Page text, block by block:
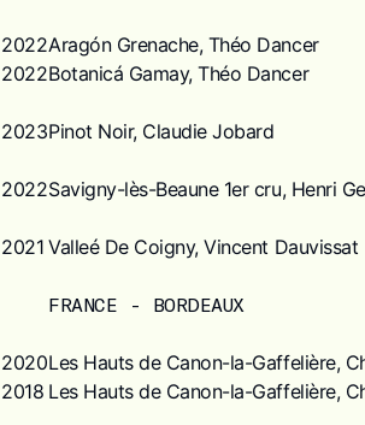
2022Aragón Grenache, Théo Dancer
2022Botanicá Gamay, Théo Dancer
2023Pinot Noir, Claudie Jobard
2022Savigny-lès-Beaune 1er cru, Henri
2021 Valleé De Coigny, Vincent Dauvissat
FRANCE - BORDEAUX
2020Les Hauts de Canon-la-Gaffelière,
2018 Les Hauts de Canon-la-Gaffelière,